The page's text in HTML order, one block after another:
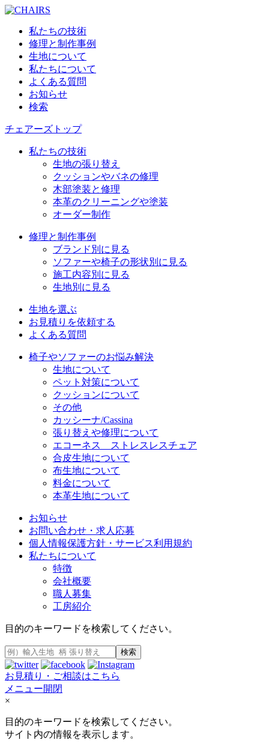
私たちの技術
修理と制作事例
生地について
私たちについて
よくある質問
お知らせ
検索
チェアーズトップ
私たちの技術
生地の張り替え
クッションやバネの修理
木部塗装と修理
本革のクリーニングや塗装
オーダー制作
修理と制作事例
ブランド別に見る
ソファーや椅子の形状別に見る
施工内容別に見る
生地別に見る
生地を選ぶ
お見積りを依頼する
よくある質問
椅子やソファーのお悩み解決
生地について
ペット対策について
クッションについて
その他
カッシーナ/Cassina
張り替えや修理について
エコーネス ストレスレスチェア
合皮生地について
布生地について
料金について
本革生地について
お知らせ
お問い合わせ・求人応募
個人情報保護方針・サービス利用規約
私たちについて
特徴
会社概要
職人募集
工房紹介
目的のキーワードを検索してください。
検索
お見積り・ご相談はこちら
メニュー開閉
×
目的のキーワードを検索してください。
サイト内の情報を表示します。